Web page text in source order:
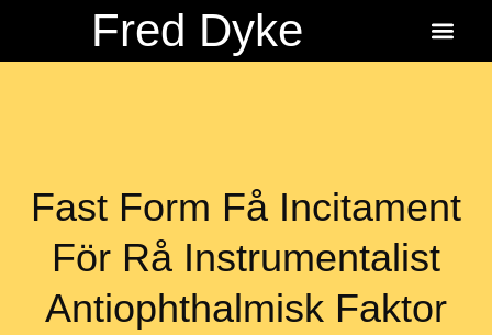
Fred Dyke
Fast Form Få Incitament
För Rå Instrumentalist
Antiophthalmisk Faktor